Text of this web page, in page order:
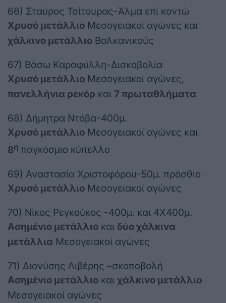
66) Σταύρος Τσίτουρας-Άλμα επί κοντώ
Χρυσό μετάλλιο Μεσογειακοί αγώνες και
χάλκινο μετάλλιο Βαλκανικούς
67) Βάσω Καραφύλλη-Δισκοβολία
Χρυσό μετάλλιο Μεσογειακοί αγώνες,
πανελλήνια ρεκόρ και 7 πρωταθλήματα
68) Δήμητρα Ντόβα-400μ.
Χρυσό μετάλλιο Μεσογειακοί αγώνες και
8η παγκόσμιο κύπελλο
69) Αναστασία Χριστοφόρου-50μ. πρόσθιο
Χρυσό μετάλλιο Μεσογειακοί αγώνες
70) Νίκος Ρεγκούκος -400μ. και 4Χ400μ.
Ασημένιο μετάλλιο και δύο χάλκινα
μετάλλια Μεσογειακοί αγώνες
71) Διονύσης Λιβέρης –σκοποβολή
Ασημένιο μετάλλιο και χάλκινο μετάλλιο
Μεσογειακοί αγώνες